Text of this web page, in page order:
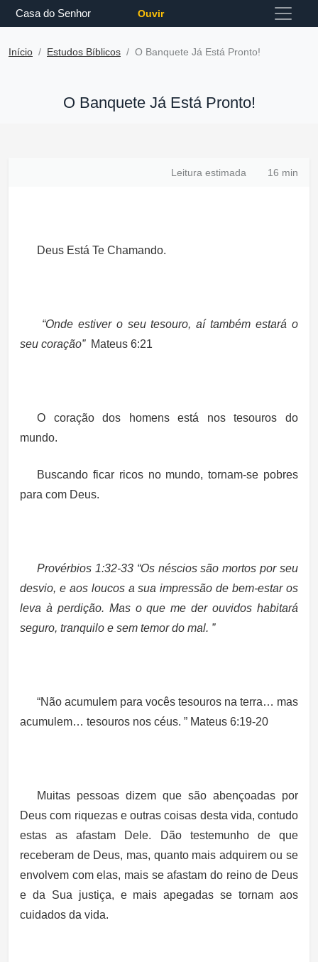
Casa do Senhor Ouvir
Início Estudos Bíblicos O Banquete Já Está Pronto!
O Banquete Já Está Pronto!
Leitura estimada 16 min
Deus Está Te Chamando.
“Onde estiver o seu tesouro, aí também estará o
seu coração”Mateus 6:21
O coração dos homens está nos tesouros do
mundo.
Buscando ficar ricos no mundo, tornam-se pobres
para com Deus.
Provérbios 1:32-33 “Os néscios são mortos por seu
desvio, e aos loucos a sua impressão de bem-estar os
leva à perdição. Mas o que me der ouvidos habitará
seguro, tranquilo e sem temor do mal. ”
“Não acumulem para vocês tesouros na terra… mas
acumulem… tesouros nos céus. ” Mateus 6:19-20
Muitas pessoas dizem que são abençoadas por
Deus com riquezas e outras coisas desta vida, contudo
estas as afastam Dele. Dão testemunho de que
receberam de Deus, mas, quanto mais adquirem ou se
envolvem com elas, mais se afastam do reino de Deus
e da Sua justiça, e mais apegadas se tornam aos
cuidados da vida.